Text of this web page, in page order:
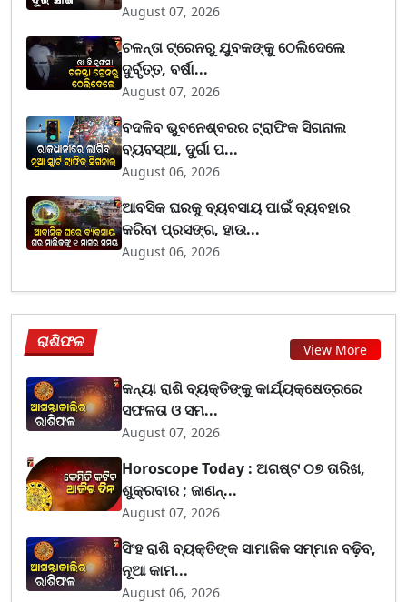
August 07, 2026
ଚଳନ୍ତା ଟ୍ରେନରୁ ଯୁବକଙ୍କୁ ଠେଲିଦେଲେ
ଦୁର୍ବୃତ୍ତ, ବର୍ଷା...
August 07, 2026
ବଦଳିବ ଭୁବନେଶ୍ବରର ଟ୍ରାଫିକ ସିଗନାଲ
ବ୍ୟବସ୍ଥା, ଦୁର୍ଗା ପ...
August 06, 2026
ଆବସିକ ଘରକୁ ବ୍ୟବସାୟ ପାଇଁ ବ୍ୟବହାର
କରିବା ପ୍ରସଙ୍ଗ, ହାଉ...
August 06, 2026
ରାଶିଫଳ View More
କନ୍ୟା ରାଶି ବ୍ୟକ୍ତିଙ୍କୁ କାର୍ଯ୍ୟକ୍ଷେତ୍ରରେ
ସଫଳତା ଓ ସମ...
August 07, 2026
Horoscope Today : ଅଗଷ୍ଟ ୦୭ ତାରିଖ,
ଶୁକ୍ରବାର ; ଜାଣନ୍...
August 07, 2026
ସିଂହ ରାଶି ବ୍ୟକ୍ତିଙ୍କ ସାମାଜିକ ସମ୍ମାନ ବଢ଼ିବ,
ନୂଆ କାମ...
August 06, 2026